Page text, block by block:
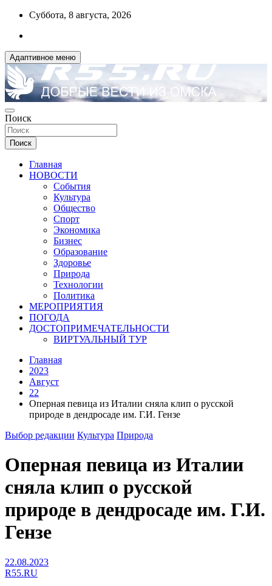
Перейти
содержимому
Суббота, 8 августа, 2026
Адаптивное меню
R55.RU
ДОБРЫЕ ВЕСТИ ИЗ ОМСКА
Поиск
Поиск
Главная
НОВОСТИ
События
Культура
Общество
Спорт
Экономика
Бизнес
Образование
Здоровье
Природа
Технологии
Политика
МЕРОПРИЯТИЯ
ПОГОДА
ДОСТОПРИМЕЧАТЕЛЬНОСТИ
ВИРТУАЛЬНЫЙ ТУР
Главная
2023
Август
22
Оперная певица из Италии сняла клип о русской
природе в дендросаде им. Г.И. Гензе
Выбор редакции Культура Природа
Оперная певица из Италии
сняла клип о русской
природе в дендросаде им. Г.И.
Гензе
22.08.2023
R55.RU